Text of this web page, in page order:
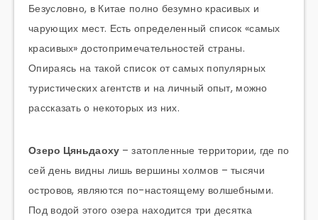
Безусловно, в Китае полно безумно красивых и
чарующих мест. Есть определенный список «самых
красивых» достопримечательностей страны.
Опираясь на такой список от самых популярных
туристических агентств и на личный опыт, можно
рассказать о некоторых из них.
Озеро Цяньдаоху – затопленные территории, где по
сей день видны лишь вершины холмов – тысячи
островов, являются по-настоящему волшебными.
Под водой этого озера находится три десятка